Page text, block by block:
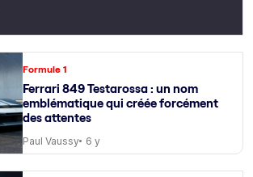
Formule 1
Ferrari 849 Testarossa : un nom
emblématique qui créée forcément
des attentes
Paul Vaussy 6 y